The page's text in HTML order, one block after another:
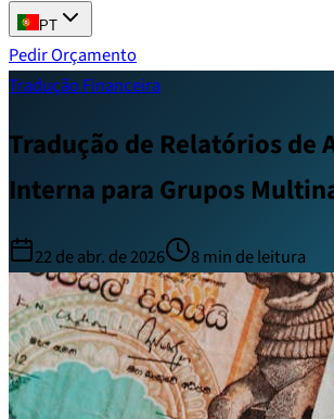
PT
Pedir Orçamento
Tradução Financeira
Tradução de Relatórios de
Interna para Grupos
22 de abr. de 2026 8min de leitura